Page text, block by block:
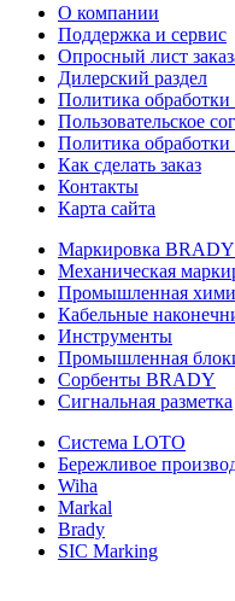
О компании
Поддержка и сервис
Опросный лист
Дилерский раздел
Политика
Пользовательское
Политика
Как сделать заказ
Контакты
Карта сайта
Маркировка BRADY
Механическая
Промышленная
Кабельные
Инструменты
Промышленная
Сорбенты BRADY
Сигнальная разметка
Система LOTO
Бережливое
Wiha
Markal
Brady
SIC Marking